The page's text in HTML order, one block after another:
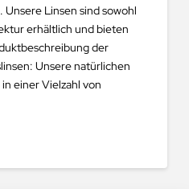
Linsen sind sowohl
erhältlich und bieten
der
Unsere natürlichen
einer Vielzahl von